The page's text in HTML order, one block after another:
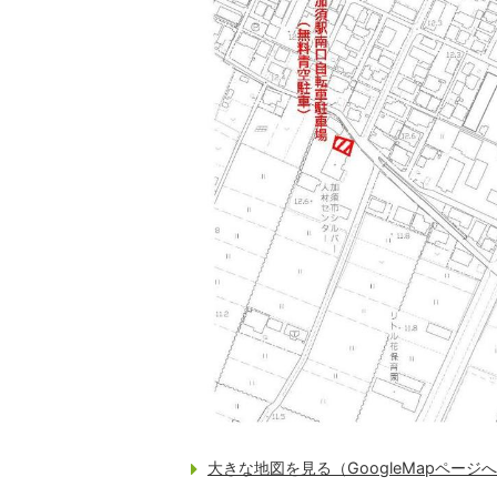
大きな地図を見る（GoogleMapページ